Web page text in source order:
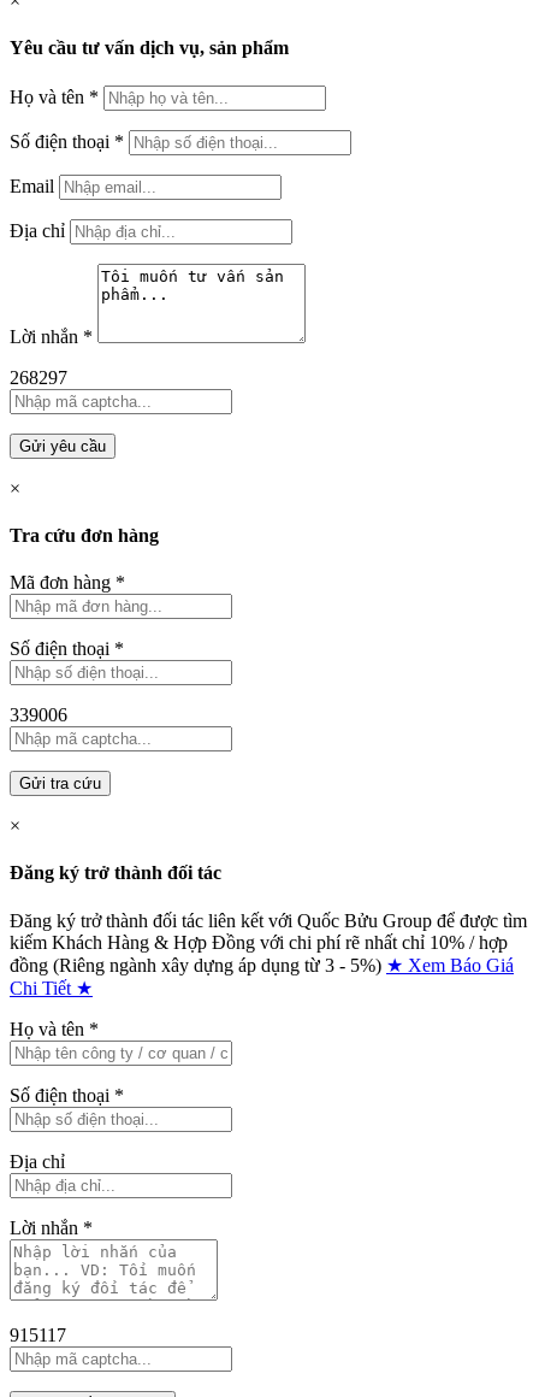
Yêu cầu tư vấn dịch vụ, sản phẩm
Họ và tên *
Số điện thoại *
Email
Địa chỉ
Lời nhắn *
268297
Gửi yêu cầu
×
Tra cứu đơn hàng
Mã đơn hàng *
Số điện thoại *
339006
Gửi tra cứu
×
Đăng ký trở thành đối tác
Đăng ký trở thành đối tác liên kết với Quốc Bửu Group để được tìm
kiếm Khách Hàng & Hợp Đồng với chi phí rẽ nhất chỉ 10% / hợp
đồng (Riêng ngành xây dựng áp dụng từ 3 - 5%) ★ Xem Báo Giá
Chi Tiết ★
Họ và tên *
Số điện thoại *
Địa chỉ
Lời nhắn *
915117